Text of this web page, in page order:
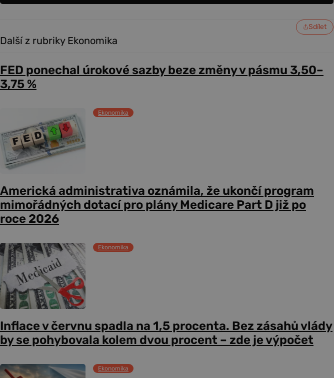
Sdílet
Další z rubriky Ekonomika
FED ponechal úrokové sazby beze změny v pásmu 3,50–
3,75 %
Ekonomika
Americká administrativa oznámila, že ukončí program
mimořádných dotací pro plány Medicare Part D již po
roce 2026
Ekonomika
Inflace v červnu spadla na 1,5 procenta. Bez zásahů vlády
by se pohybovala kolem dvou procent – zde je výpočet
Ekonomika